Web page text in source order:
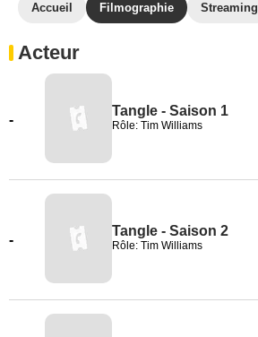
Accueil Filmographie Streaming
Acteur
-
Tangle - Saison 1
Rôle: Tim Williams
-
Tangle - Saison 2
Rôle: Tim Williams